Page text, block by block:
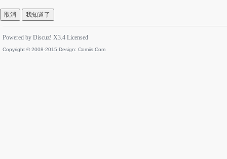
取消 我知道了
Powered by Discuz! X3.4 Licensed
Copyright © 2008-2015 Design: Comiis.Com